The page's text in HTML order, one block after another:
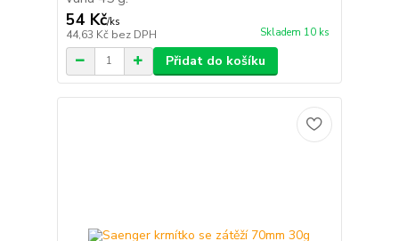
54 Kč/ks
44,63 Kč bez DPH Skladem 10 ks
Přidat do košíku